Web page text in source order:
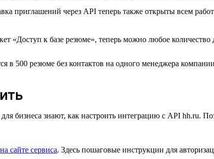
приглашений через API теперь также открыты всем
«Доступ к базе резюме», теперь можно любое
в 500 резюме без контактов на одного менеджера
бизнеса знают, как настроить интеграцию с API hh.ru.
на сайте сервиса. Здесь пошаговые инструкции для